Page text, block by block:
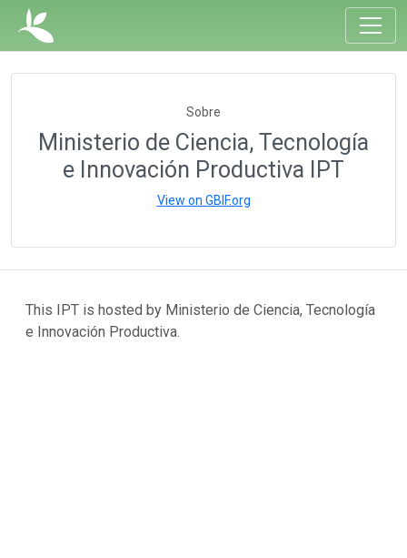
Sobre
Ministerio de Ciencia, Tecnología
e Innovación Productiva IPT
View on GBIF.org
This IPT is hosted by Ministerio de Ciencia, Tecnología
e Innovación Productiva.